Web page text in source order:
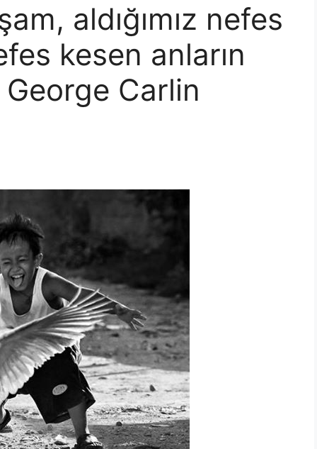
aldığımız nefes
kesen anların
George Carlin